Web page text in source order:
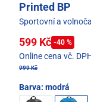
Printed BP
Sportovní a
599 Kč -40 %
Online cena vč.
999 Kč
Barva: modrá